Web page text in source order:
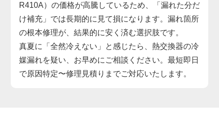
R410A）の価格が高騰しているため、「漏れた分だ
け補充」では長期的に見て損になります。漏れ箇所
の根本修理が、結果的に安く済む選択肢です。
真夏に「全然冷えない」と感じたら、熱交換器の冷
媒漏れを疑い、お早めにご相談ください。最短即日
で原因特定〜修理見積りまでご対応いたします。